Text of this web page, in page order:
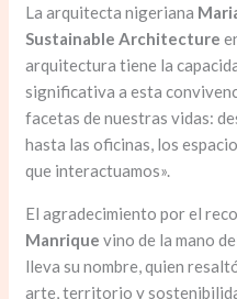
La arquitecta nigeriana
Sustainable Architecture
arquitectura tiene la
significativa a esta
facetas de nuestras vidas:
hasta las oficinas, los
que interactuamos».
El agradecimiento por el
Manrique vino de la mano
lleva su nombre, quien
arte, territorio y